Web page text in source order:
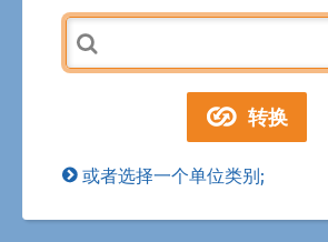
或者选择一个单位类别;